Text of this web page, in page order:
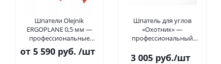
Шпатели Olejnik
ERGOPLANE 0,5 мм —
профессиональные
шпатели с алюминиевым
корпусом и сменными
от 5 590 руб. /шт
Шпатель для углов
«Охотник» —
профессиональный
углов 90°
3 005 руб./шт